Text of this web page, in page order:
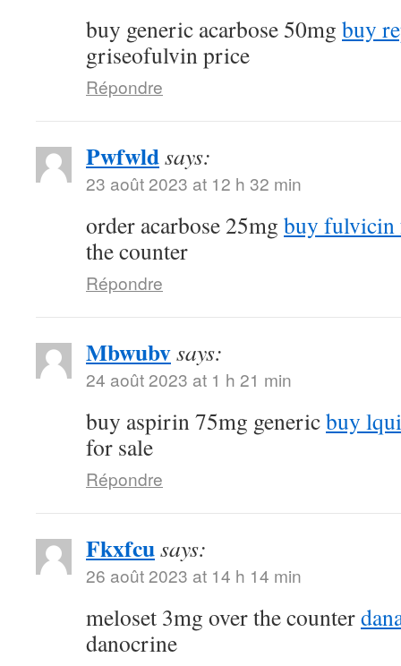
buy generic acarbose 50mg buy
griseofulvin price
Répondre
Pwfwldsays:
23 août 2023 at 12 h 32 min
order acarbose 25mg buy fulvicin
the counter
Répondre
Mbwubvsays:
24 août 2023 at 1 h 21 min
buy aspirin 75mg genericbuy
for sale
Répondre
Fkxfcusays:
26 août 2023 at 14 h 14 min
meloset 3mg over the counter
danocrine